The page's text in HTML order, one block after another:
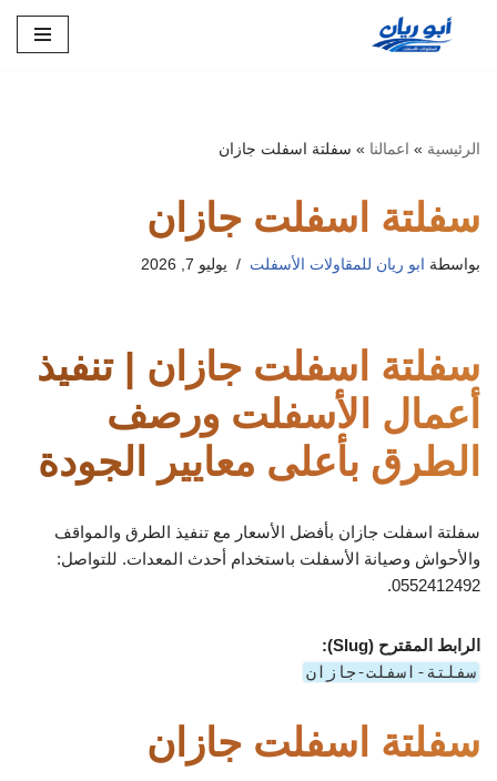
الرئيسية » اعمالنا » سفلتة اسفلت جازان
سفلتة اسفلت جازان
بواسطة ابو ريان للمقاولات الأسفلت يوليو 7, 2026
سفلتة اسفلت جازان | تنفيذ
أعمال الأسفلت ورصف
الطرق بأعلى معايير الجودة
سفلتة اسفلت جازان بأفضل الأسعار مع تنفيذ الطرق والمواقف
والأحواش وصيانة الأسفلت باستخدام أحدث المعدات. للتواصل:
0552412492.
الرابط المقترح (Slug):
سفلتة-اسفلت-جازان
سفلتة اسفلت جازان